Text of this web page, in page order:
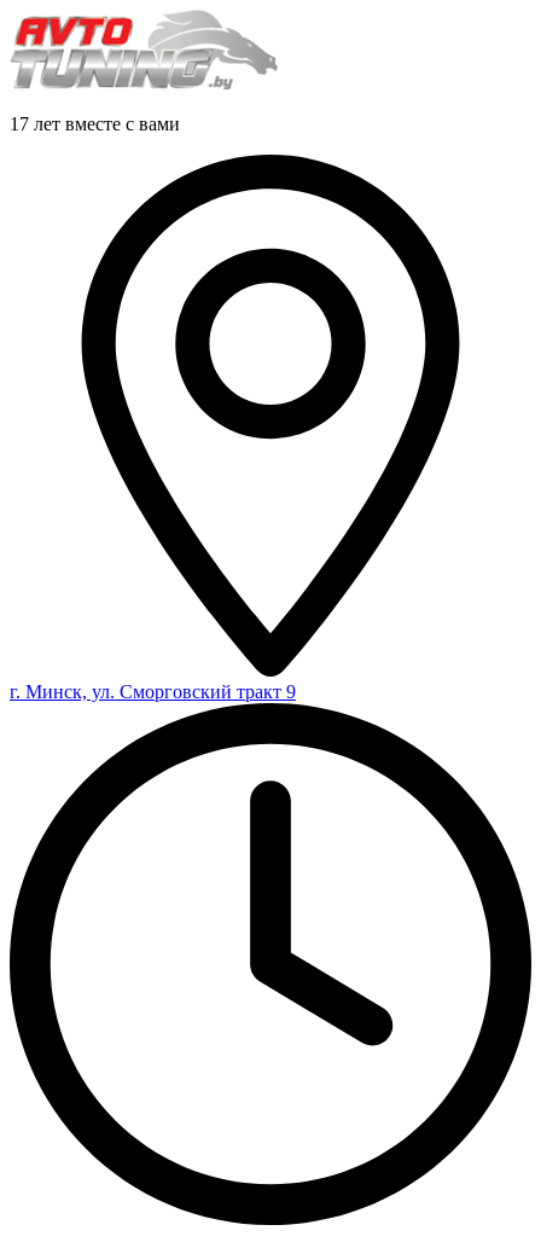
17 лет вместе с вами
г. Минск, ул. Сморговский тракт 9